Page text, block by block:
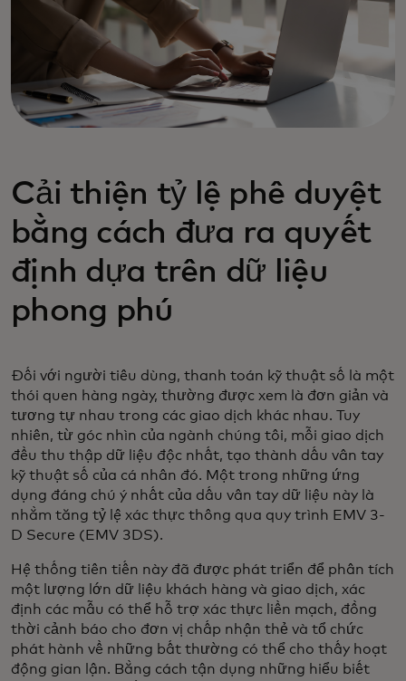
Cải thiện tỷ lệ phê duyệt
bằng cách đưa ra quyết
định dựa trên dữ liệu
phong phú
Đối với người tiêu dùng, thanh toán kỹ thuật số là một
thói quen hàng ngày, thường được xem là đơn giản và
tương tự nhau trong các giao dịch khác nhau. Tuy
nhiên, từ góc nhìn của ngành chúng tôi, mỗi giao dịch
đều thu thập dữ liệu độc nhất, tạo thành dấu vân tay
kỹ thuật số của cá nhân đó. Một trong những ứng
dụng đáng chú ý nhất của dấu vân tay dữ liệu này là
nhằm tăng tỷ lệ xác thực thông qua quy trình EMV 3-
D Secure (EMV 3DS).
Hệ thống tiên tiến này đã được phát triển để phân tích
một lượng lớn dữ liệu khách hàng và giao dịch, xác
định các mẫu có thể hỗ trợ xác thực liền mạch, đồng
thời cảnh báo cho đơn vị chấp nhận thẻ và tổ chức
phát hành về những bất thường có thể cho thấy hoạt
động gian lận. Bằng cách tận dụng những hiểu biết